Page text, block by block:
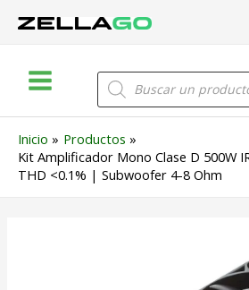
Menu
Búsqueda
de
productos
Inicio
Productos
Kit Amplificador Mono Clase D 500W
THD <0.1% | Subwoofer 4-8 Ohm